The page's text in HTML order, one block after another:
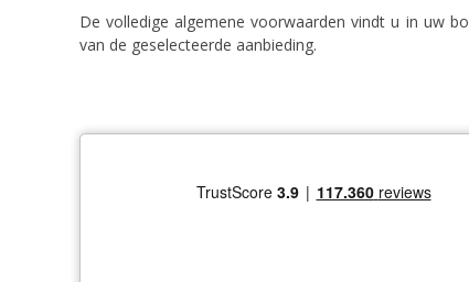
De volledige algemene voorwaarden vindt u in uw
van de geselecteerde aanbieding.